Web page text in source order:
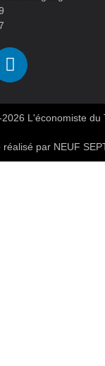
L'économiste du
réalisé par NEUF